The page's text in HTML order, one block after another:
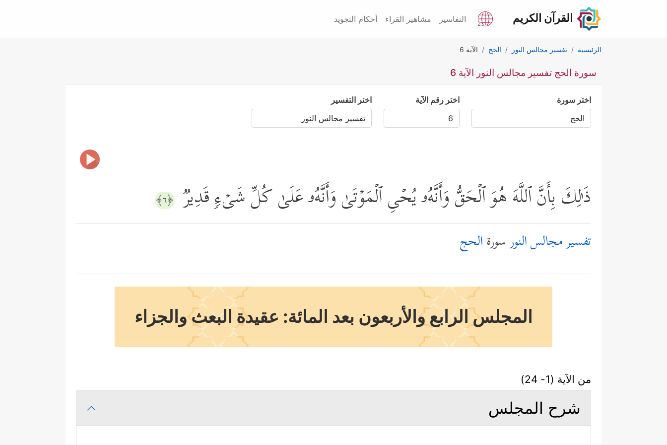
القرآن الكريم التفاسير مشاهير القراء أحكام التجويد
الرئيسية تفسير مجالس النور الحج الآية 6
سورة الحج تفسير مجالس النور الآية 6
اختر سورة اختر رقم الآية اختر التفسير
ذَ ٰ⁠لِكَ بِأَنَّ ٱللَّهَ هُوَ ٱلۡحَقُّ وَأَنَّهُۥ یُحۡیِ ٱلۡمَوۡتَىٰ وَأَنَّهُۥ عَلَىٰ كُلِّ شَیۡءࣲ قَدِیرࣱ ﴿٦﴾
تفسير مجالس النورسورةالحج
المجلس الرابع والأربعون بعد المائة: عقيدة البعث والجزاء
من الآية (1- 24)
شرح المجلس